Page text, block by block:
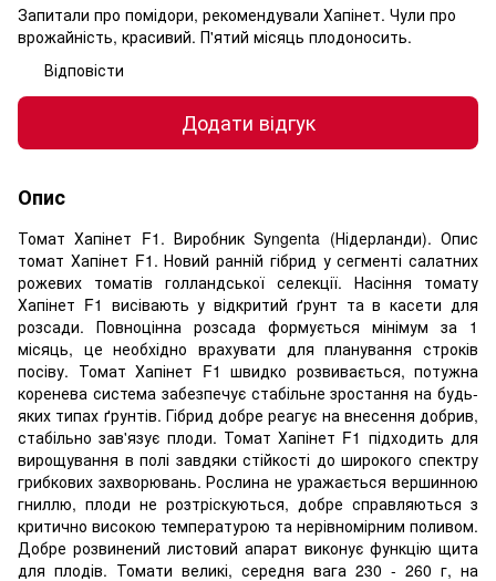
Запитали про помідори, рекомендували Хапінет. Чули про
врожайність, красивий. П'ятий місяць плодоносить.
Відповісти
Додати відгук
Опис
Томат Хапінет F1. Виробник Syngenta (Нідерланди). Опис
томат Хапінет F1. Новий ранній гібрид у сегменті салатних
рожевих томатів голландської селекції. Насіння томату
Хапінет F1 висівають у відкритий ґрунт та в касети для
розсади. Повноцінна розсада формується мінімум за 1
місяць, це необхідно врахувати для планування строків
посіву. Томат Хапінет F1 швидко розвивається, потужна
коренева система забезпечує стабільне зростання на будь-
яких типах ґрунтів. Гібрид добре реагує на внесення добрив,
стабільно зав'язує плоди. Томат Хапінет F1 підходить для
вирощування в полі завдяки стійкості до широкого спектру
грибкових захворювань. Рослина не уражається вершинною
гниллю, плоди не розтріскуються, добре справляються з
критично високою температурою та нерівномірним поливом.
Добре розвинений листовий апарат виконує функцію щита
для плодів. Томати великі, середня вага 230 - 260 г, на